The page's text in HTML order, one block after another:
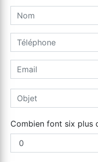
Combien font six plus